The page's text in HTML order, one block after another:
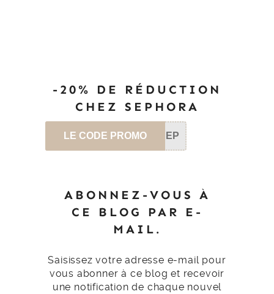
-20% DE RÉDUCTION
CHEZ SEPHORA
LE CODE PROMO SEP
ABONNEZ-VOUS À
CE BLOG PAR E-
MAIL.
Saisissez votre adresse e-mail pour
vous abonner à ce blog et recevoir
une notification de chaque nouvel